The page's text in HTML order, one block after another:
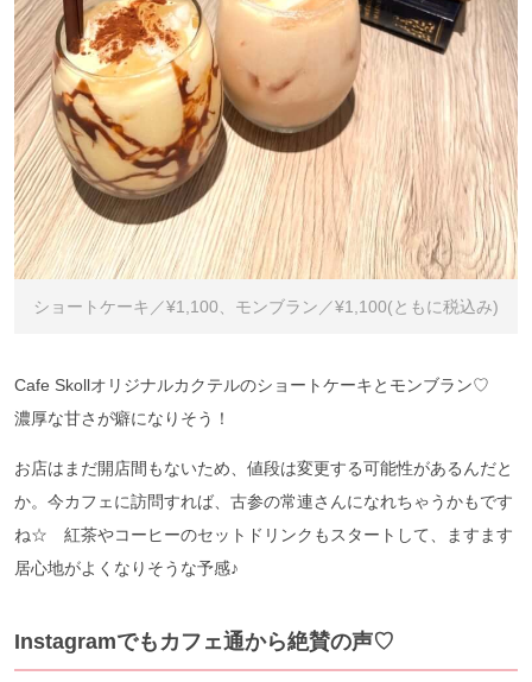
ショートケーキ／¥1,100、モンブラン／¥1,100(ともに税込み)
Cafe Skollオリジナルカクテルのショートケーキとモンブラン♡
濃厚な甘さが癖になりそう！
お店はまだ開店間もないため、値段は変更する可能性があるんだと
か。今カフェに訪問すれば、古参の常連さんになれちゃうかもです
ね☆ 紅茶やコーヒーのセットドリンクもスタートして、ますます
居心地がよくなりそうな予感♪
Instagramでもカフェ通から絶賛の声♡